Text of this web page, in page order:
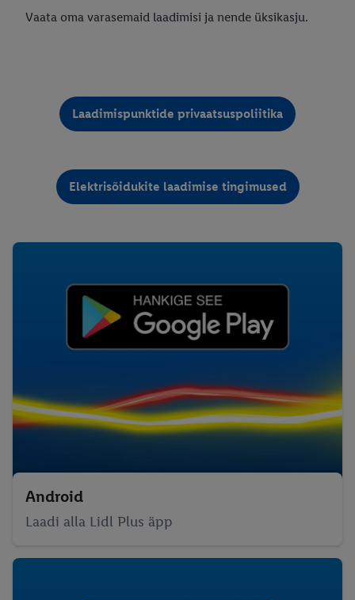
Vaata oma varasemaid laadimisi ja nende üksikasju.
Laadimispunktide privaatsuspoliitika
Elektrisõidukite laadimise tingimused
Android
Laadi alla Lidl Plus äpp